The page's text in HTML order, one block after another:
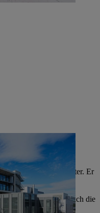
(Tengen)
hat familiären Charakter. Er
der kleinste in
Komponenten
Dickichtmesser. Auch die